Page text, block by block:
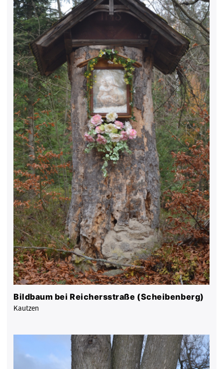
Bildbaum bei Reichersstraße (Scheibenberg)
Kautzen